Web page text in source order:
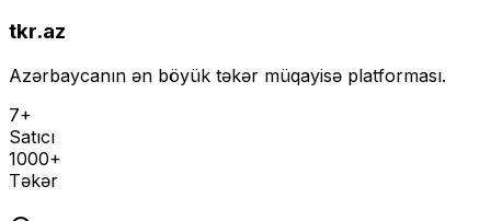
tkr.az
Azərbaycanın ən böyük təkər müqayisə platforması.
7+
Satıcı
1000+
Təkər